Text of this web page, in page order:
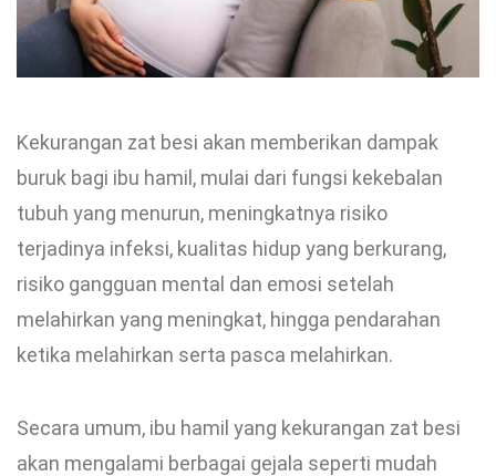
Kekurangan zat besi akan memberikan dampak
buruk bagi ibu hamil, mulai dari fungsi kekebalan
tubuh yang menurun, meningkatnya risiko
terjadinya infeksi, kualitas hidup yang berkurang,
risiko gangguan mental dan emosi setelah
melahirkan yang meningkat, hingga pendarahan
ketika melahirkan serta pasca melahirkan.
Secara umum, ibu hamil yang kekurangan zat besi
akan mengalami berbagai gejala seperti mudah